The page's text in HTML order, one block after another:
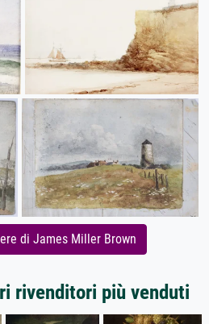
di James Miller Brown
rivenditori più venduti